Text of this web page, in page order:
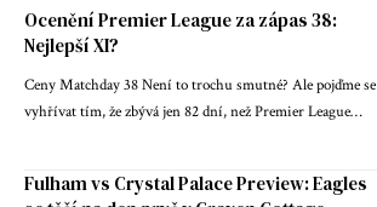
Ocenění Premier League za zápas 38:
Nejlepší XI?
Ceny Matchday 38 Není to trochu smutné? Ale pojďme se
vyhřívat tím, že zbývá jen 82 dní, než Premier League…
Fulham vs Crystal Palace Preview: Eagles